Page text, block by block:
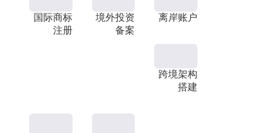
国际商标
注册
境外投资
备案
离岸账户
跨境架构
搭建